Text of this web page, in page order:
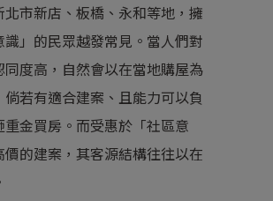
北市新店、板橋、永和等地，擁
識」的民眾越發常見。當人們對
同度高，自然會以在當地購屋為
倘若有適合建案、且能力可以負
重金買房。而受惠於「社區意
價的建案，其客源結構往往以在